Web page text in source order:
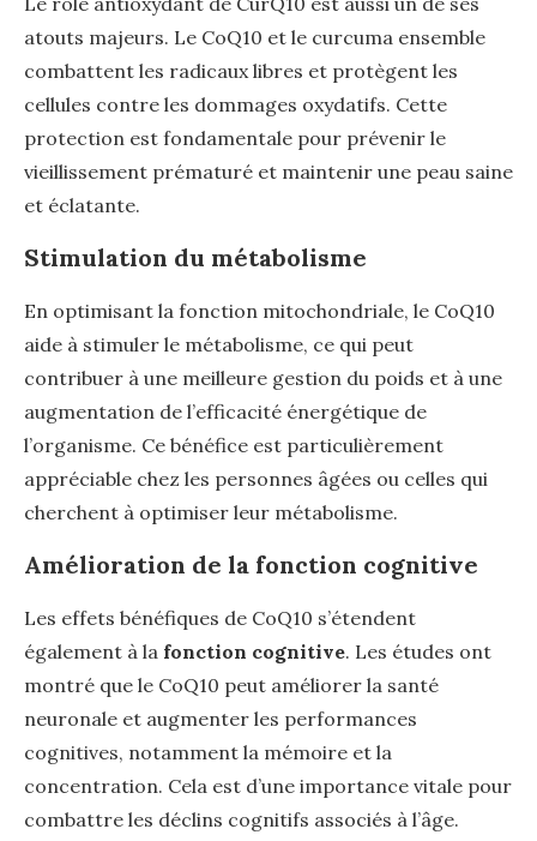
atouts majeurs. Le CoQ10 et le curcuma ensemble
combattent les radicaux libres et protègent les
cellules contre les dommages oxydatifs. Cette
protection est fondamentale pour prévenir le
vieillissement prématuré et maintenir une peau saine
et éclatante.
Stimulation du métabolisme
En optimisant la fonction mitochondriale, le CoQ10
aide à stimuler le métabolisme, ce qui peut
contribuer à une meilleure gestion du poids et à une
augmentation de l’efficacité énergétique de
l’organisme. Ce bénéfice est particulièrement
appréciable chez les personnes âgées ou celles qui
cherchent à optimiser leur métabolisme.
Amélioration de la fonction cognitive
Les effets bénéfiques de CoQ10 s’étendent
également à la fonction cognitive. Les études ont
montré que le CoQ10 peut améliorer la santé
neuronale et augmenter les performances
cognitives, notamment la mémoire et la
concentration. Cela est d’une importance vitale pour
combattre les déclins cognitifs associés à l’âge.